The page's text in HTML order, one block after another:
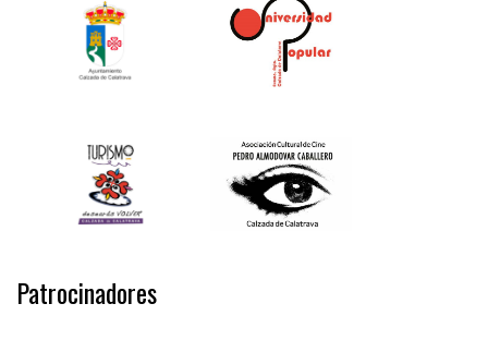
Patrocinadores